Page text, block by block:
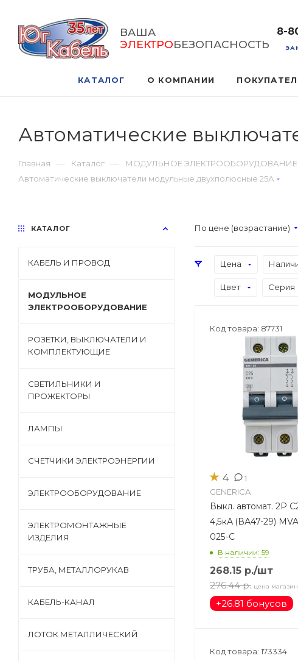
ВАША
ЭЛЕКТРОБЕЗОПАСНОСТЬ
8-
КАТАЛОГ О КОМПАНИИ
Автоматические
Главная — Каталог — МОДУЛЬНОЕ ЭЛЕКТРООБОРУДОВАНИЕ
Автоматические выключатели модульные двухполюсные 25А
По цене (возрастание)
Цена
Цвет Серия
Код товара: 87731
★ 4 1
GENERICA
Выкл. автомат. 2Р
4,5кА (ВА47-29)
025-C
В наличии: 59
268.15 р./шт
276.44 р. цена
+26.81 бонусов
Код товара: 173334
КАТАЛОГ
КАБЕЛЬ И ПРОВОД
МОДУЛЬНОЕ
ЭЛЕКТРООБОРУДОВАНИЕ
РОЗЕТКИ, ВЫКЛЮЧАТЕЛИ И
КОМПЛЕКТУЮЩИЕ
СВЕТИЛЬНИКИ И
ПРОЖЕКТОРЫ
ЛАМПЫ
СЧЕТЧИКИ ЭЛЕКТРОЭНЕРГИИ
ЭЛЕКТРООБОРУДОВАНИЕ
ЭЛЕКТРОМОНТАЖНЫЕ
ИЗДЕЛИЯ
ТРУБА, МЕТАЛЛОРУКАВ
КАБЕЛЬ-КАНАЛ
ЛОТОК МЕТАЛЛИЧЕСКИЙ